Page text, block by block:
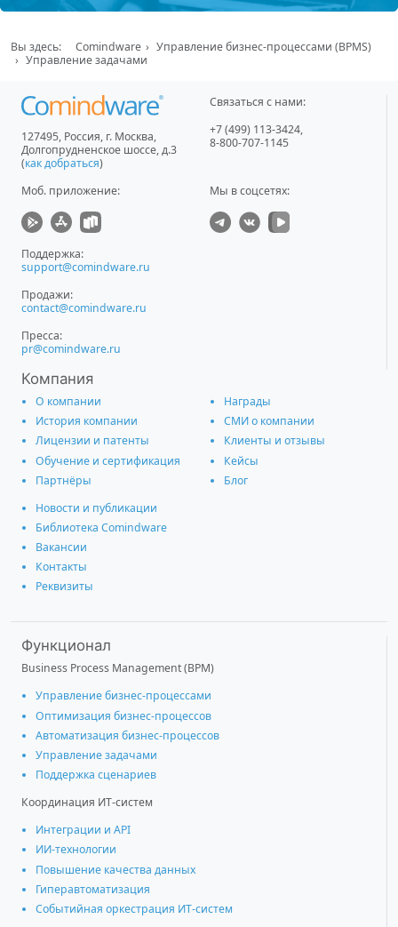
Вы здесь: Comindware
Управление бизнес-процессами (BPMS)
Управление задачами
127495, Россия, г. Москва,
Долгопрудненское шоссе, д.3
(как добраться)
Связаться с нами:
+7 (499) 113-3424,
8-800-707-1145
Моб. приложение: Мы в соцсетях:
Поддержка:
support@comindware.ru
Продажи:
contact@comindware.ru
Пресса:
pr@comindware.ru
Компания
О компании
История компании
Лицензии и патенты
Обучение и сертификация
Партнёры
Награды
СМИ о компании
Клиенты и отзывы
Кейсы
Блог
Новости и публикации
Библиотека Comindware
Вакансии
Контакты
Реквизиты
Функционал
Business Process Management (BPM)
Управление бизнес-процессами
Оптимизация бизнес-процессов
Автоматизация бизнес-процессов
Управление задачами
Поддержка сценариев
Координация ИТ-систем
Интеграции и АРІ
ИИ-технологии
Повышение качества данных
Гиперавтоматизация
Событийная оркестрация ИТ-систем